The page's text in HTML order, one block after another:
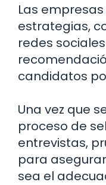
Las
estrategias,
redes
candidatos
Una vez que
proceso de
entrevistas,
para
sea el